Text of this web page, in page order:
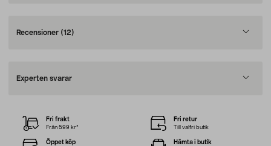
Recensioner (12)
Experten svarar
Fri frakt
Från 599 kr*
Fri retur
Till valfri butik
Öppet köp Hämta i butik